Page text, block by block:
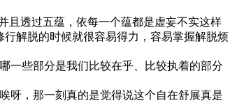
透过五蕴，依每一个蕴都是虚妄不实这样
解脱的时候就很容易得力，容易掌握解脱烦
些部分是我们比较在乎、比较执着的部分
，那一刻真的是觉得说这个自在舒展真是